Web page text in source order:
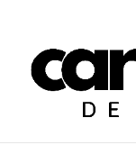
Inicio/